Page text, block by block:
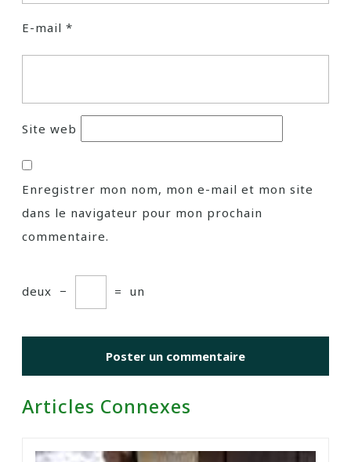
E-mail *
Site web
Enregistrer mon nom, mon e-mail et mon site
dans le navigateur pour mon prochain
commentaire.
deux − = un
Articles Connexes